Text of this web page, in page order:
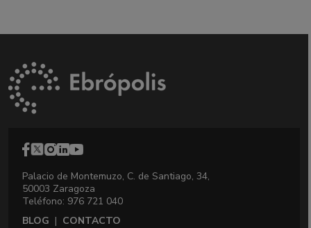
Palacio de Montemuzo, C. de Santiago, 34,
50003 Zaragoza
Teléfono: 976 721 040
BLOG | CONTACTO